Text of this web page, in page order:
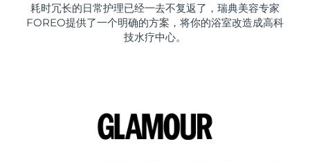
耗时冗长的日常护理已经一去不复返了，瑞典美容专家
FOREO提供了一个明确的方案，将你的浴室改造成高科
技水疗中心。